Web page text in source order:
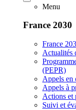
Menu
France 2030
France
Actualités
(PEPR)
Appels en
Appels à
Actions et
Suivi et